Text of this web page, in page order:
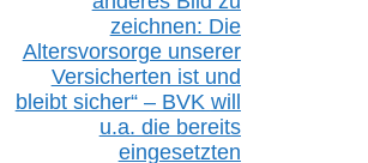
zeichnen: Die
Altersvorsorge unserer
Versicherten ist und
bleibt sicher“ – BVK will
u.a. die bereits
eingesetzten